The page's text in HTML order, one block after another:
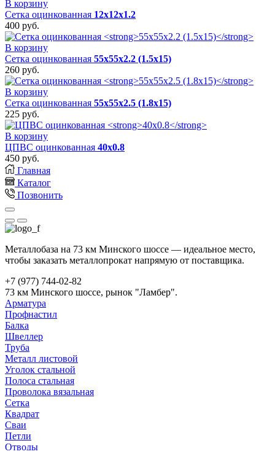
В корзину
Сетка оцинкованная 12х12х1.2
400 руб.
В корзину
Сетка оцинкованная 55х55х2.2 (1.5х15)
260 руб.
В корзину
Сетка оцинкованная 55х55х2.5 (1.8х15)
225 руб.
В корзину
ЦПВС оцинкованная 40х0.8
450 руб.
Главная
Каталог
Позвонить
Металлобаза на 73 км Минского шоссе — идеальное место,
чтобы заказать металлопрокат напрямую от поставщика.
+7 (977) 744-02-82
73 км Минского шоссе, рынок "Ламбер".
Арматура
Профнастил
Балка
Швеллер
Труба
Металл листовой
Уголок стальной
Полоса стальная
Проволока вязальная
Сетка
Квадрат
Сваи
Петли
Отводы